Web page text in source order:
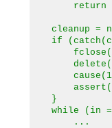
return
cleanup =
if
}
while (in =
...